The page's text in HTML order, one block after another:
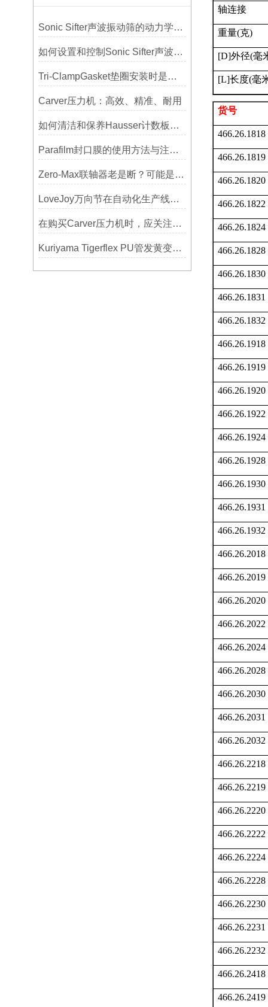
Sonic Sifter声波振动筛的动力学模拟与性能分析
如何设置和控制Sonic Sifter声波振动筛的振动频率和振幅？
Tri-ClampGasket垫圈安装时是否需要涂抹润滑剂或密封脂？
Carver压力机：高效、精准、耐用
如何清洁和保养Hausser计数板，避免划伤网格线？
Parafilm封口膜的使用方法与注意事项
Zero-Max联轴器老是断？可能是选型没考虑径向偏差
LoveJoy万向节在自动化生产线中的核心作用
在购买Carver压力机时，应关注哪些性能指标？
Kuriyama Tigerflex PU管发黄变硬怎么办？
轴连接
重量(克)
[D]外径(毫
[L]长度(毫
货号
466.26.1818
466.26.1819
466.26.1820
466.26.1822
466.26.1824
466.26.1828
466.26.1830
466.26.1831
466.26.1832
466.26.1918
466.26.1919
466.26.1920
466.26.1922
466.26.1924
466.26.1928
466.26.1930
466.26.1931
466.26.1932
466.26.2018
466.26.2019
466.26.2020
466.26.2022
466.26.2024
466.26.2028
466.26.2030
466.26.2031
466.26.2032
466.26.2218
466.26.2219
466.26.2220
466.26.2222
466.26.2224
466.26.2228
466.26.2230
466.26.2231
466.26.2232
466.26.2418
466.26.2419